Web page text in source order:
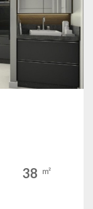
38 m²